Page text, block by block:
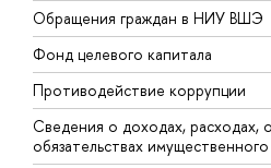
Обращения граждан в НИУ ВШЭ
Фонд целевого капитала
Противодействие коррупции
Сведения о доходах, расходах,
обязательствах